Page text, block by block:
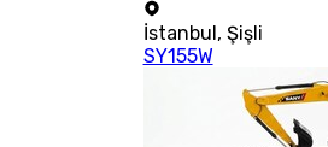
İstanbul, Şişli
SY155W